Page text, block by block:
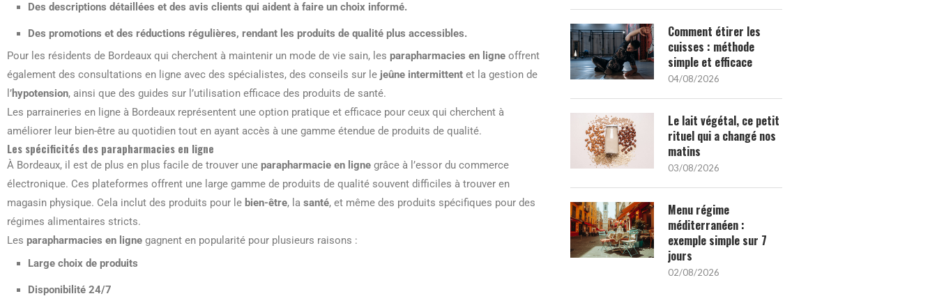
Des descriptions détaillées et des avis clients qui aident à faire un choix informé.
Des promotions et des réductions régulières, rendant les produits de qualité plus accessibles.
Pour les résidents de Bordeaux qui cherchent à maintenir un mode de vie sain, les parapharmacies en ligne offrent
également des consultations en ligne avec des spécialistes, des conseils sur le jeûne intermittent et la gestion de
l’hypotension, ainsi que des guides sur l’utilisation efficace des produits de santé.
Les parraineries en ligne à Bordeaux représentent une option pratique et efficace pour ceux qui cherchent à
améliorer leur bien-être au quotidien tout en ayant accès à une gamme étendue de produits de qualité.
Les spécificités des parapharmacies en ligne
À Bordeaux, il est de plus en plus facile de trouver une parapharmacie en ligne grâce à l’essor du commerce
électronique. Ces plateformes offrent une large gamme de produits de qualité souvent difficiles à trouver en
magasin physique. Cela inclut des produits pour le bien-être, la santé, et même des produits spécifiques pour des
régimes alimentaires stricts.
Les parapharmacies en ligne gagnent en popularité pour plusieurs raisons :
Large choix de produits
Disponibilité 24/7
Comment étirer les
cuisses : méthode
simple et efficace
04/08/2026
Le lait végétal, ce petit
rituel qui a changé nos
matins
03/08/2026
Menu régime
méditerranéen :
exemple simple sur 7
jours
02/08/2026